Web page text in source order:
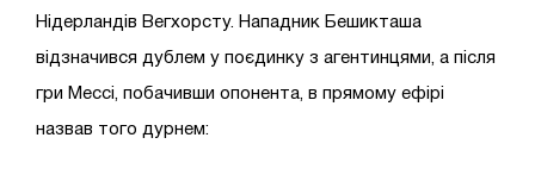
Нідерландів Вегхорсту. Нападник Бешикташа
відзначився дублем у поєдинку з агентинцями, а після
гри Мессі, побачивши опонента, в прямому ефірі
назвав того дурнем: